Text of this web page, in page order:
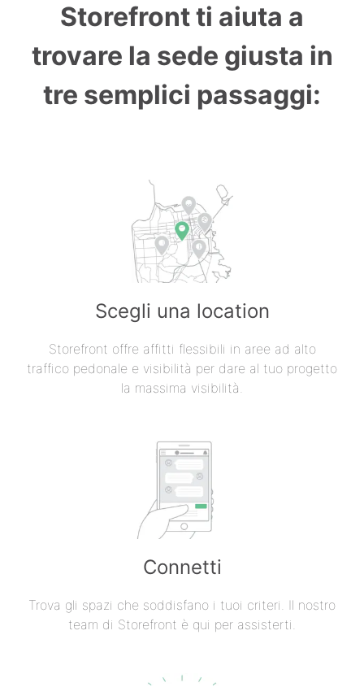
Storefront ti aiuta a
trovare la sede giusta in
tre semplici passaggi:
Scegli una location
Storefront offre affitti flessibili in aree ad alto
traffico pedonale e visibilità per dare al tuo progetto
la massima visibilità.
Connetti
Trova gli spazi che soddisfano i tuoi criteri. Il nostro
team di Storefront è qui per assisterti.